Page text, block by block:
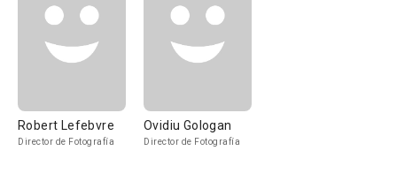
Robert Lefebvre
Director de Fotografía
Ovidiu Gologan
Director de Fotografía